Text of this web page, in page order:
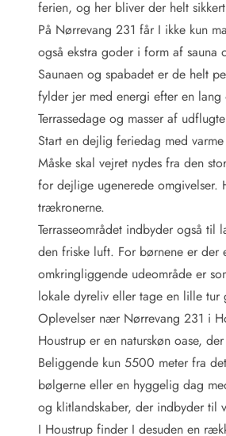
Naturbeskyttelse
Webcam
Fotokonkurrence
Fordele hos os
Esmark Rejsecurity
Esmark KidsVIP
Esmark VIP: Fordele og rabataftaler
Prisgaranti
Ingen depositum
Gæsteanmeldelser
Gratis WiFi i ferieområdet
We love people!
Fritidsaktiviteter
Esmark VIP partnerfordele
Esmark KidsVIP
LEGOLAND® rabat
Ferie med børn
Ferie med hund
Ferie ved stranden
Naturoplevelser
ferien, og her bliver der helt
På Nørrevang 231 får I ikke kun
også ekstra goder i form af
Saunaen og spabadet er de helt
fylder jer med energi efter en
Terrassedage og masser af
Start en dejlig feriedag med
Måske skal vejret nydes fra den
for dejlige ugenerede omgivelser.
trækronerne.
Terrasseområdet indbyder også
den friske luft. For børnene er der
omkringliggende udeområde er
lokale dyreliv eller tage en lille
Oplevelser nær Nørrevang 231 i
Houstrup er en naturskøn oase,
Beliggende kun 5500 meter fra
bølgerne eller en hyggelig dag
og klitlandskaber, der indbyder til
I Houstrup finder I desuden en